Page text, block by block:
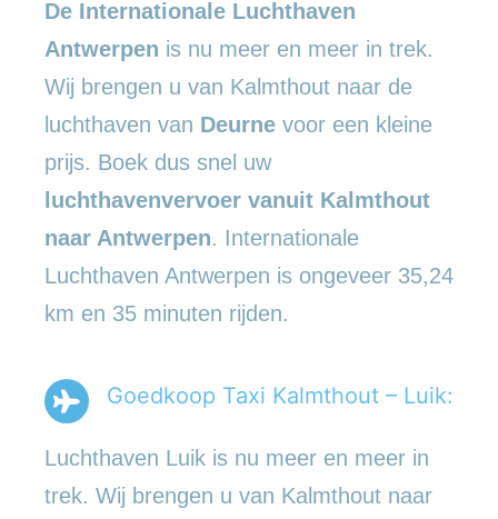
De Internationale Luchthaven
Antwerpen is nu meer en meer in trek.
Wij brengen u van Kalmthout naar de
luchthaven van Deurne voor een kleine
prijs. Boek dus snel uw
luchthavenvervoer vanuit Kalmthout
naar Antwerpen. Internationale
Luchthaven Antwerpen is ongeveer 35,24
km en 35 minuten rijden.
Goedkoop Taxi Kalmthout – Luik:
Luchthaven Luik is nu meer en meer in
trek. Wij brengen u van Kalmthout naar